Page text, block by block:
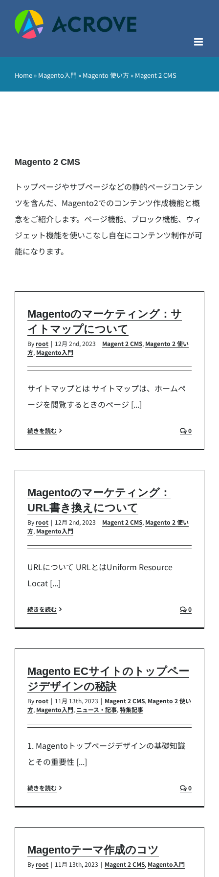
content
Home » Magento入門 » Magento 使い方 » Magent 2 CMS
Magento 2 CMS
トップページやサブページなどの静的ページコンテン
ツを含んだ、Magento2でのコンテンツ作成機能と概
念をご紹介します。ページ機能、ブロック機能、ウィ
ジェット機能を使いこなし自在にコンテンツ制作が可
能になります。
Magentoのマーケティング：サ
イトマップについて
By root | 12月 2nd, 2023 | Magent 2 CMS, Magento 2 使い
方, Magento入門
サイトマップとは サイトマップは、ホームペ
ージを閲覧するときのページ [...]
続きを読む 0
Magentoのマーケティング：
URL書き換えについて
By root | 12月 2nd, 2023 | Magent 2 CMS, Magento 2 使い
方, Magento入門
URLについて URLとはUniform Resource
Locat [...]
続きを読む 0
Magento ECサイトのトップペー
ジデザインの秘訣
By root | 11月 13th, 2023 | Magent 2 CMS, Magento 2 使い
方, Magento入門, ニュース・記事,特集記事
1. Magentoトップページデザインの基礎知識
とその重要性 [...]
続きを読む 0
Magentoテーマ作成のコツ
By root | 11月 13th, 2023 | Magent 2 CMS, Magento入門